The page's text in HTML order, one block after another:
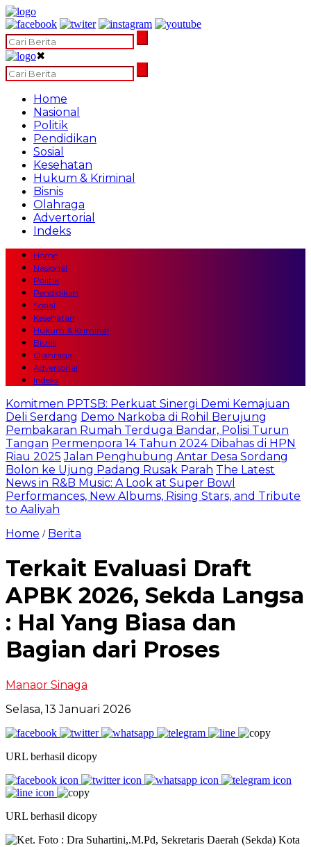
✖
Home
Nasional
Politik
Pendidikan
Sosial
Kesehatan
Hukum & Kriminal
Bisnis
Olahraga
Advertorial
Indeks
Home
Nasional
Politik
Pendidikan
Sosial
Kesehatan
Hukum & Kriminal
Bisnis
Olahraga
Advertorial
Indeks
Komitmen PPTSB: Perkuat Sinergi Demi Kemajuan
Deli Serdang Demo Narkoba di Rohil Berujung
Pembakaran Rumah Terduga Bandar, Polisi Turun
Tangan Permenpora 14 Tahun 2024 Dibahas di HPN
Riau 2025 Jalan Penghubung Antar Desa Sordang
Bolon ke Ujung Padang Rusak Parah The Latest
News in R&B Music: A Look at Super Bowl
Performances, New Albums, Rising Stars, and Tribute
to Aaliyah
Home / Berita
Terkait Evaluasi Draft
APBK 2026, Sekda Langsa
: Hal Yang Biasa dan
Bagian dari Proses
Manaor Sinaga
Selasa, 13 Januari 2026
URL berhasil dicopy
URL berhasil dicopy